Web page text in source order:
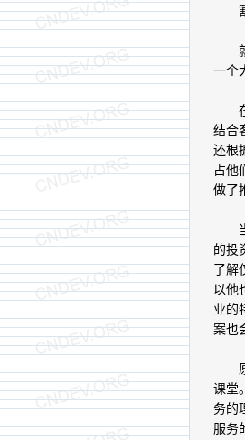
割
就
一个
在
结合
还根
占他
做了
当
的投
了解
以他
业的
案也
原
课堂
务的
服务